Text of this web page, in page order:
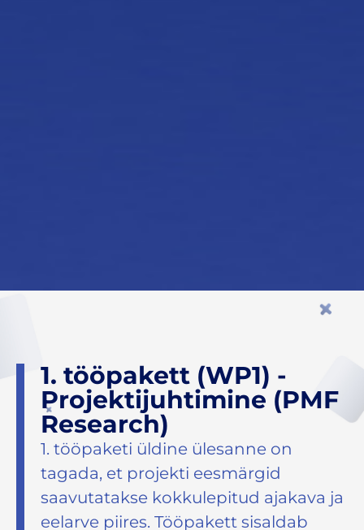
1. tööpakett (WP1) -
Projektijuhtimine (PMF
Research)
1. tööpaketi üldine ülesanne on
tagada, et projekti eesmärgid
saavutatakse kokkulepitud ajakava ja
eelarve piires. Tööpakett sisaldab